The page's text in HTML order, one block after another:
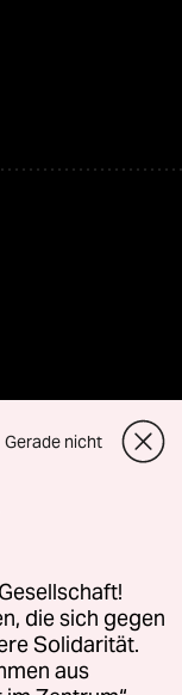
für Genehmigungen
Richtlinien
Gerade nicht
die sich gegen
Solidarität.
aus